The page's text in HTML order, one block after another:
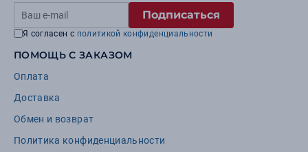
Подписаться
Я согласен с политикой конфиденциальности
ПОМОЩЬ С ЗАКАЗОМ
Оплата
Доставка
Обмен и возврат
Политика конфиденциальности